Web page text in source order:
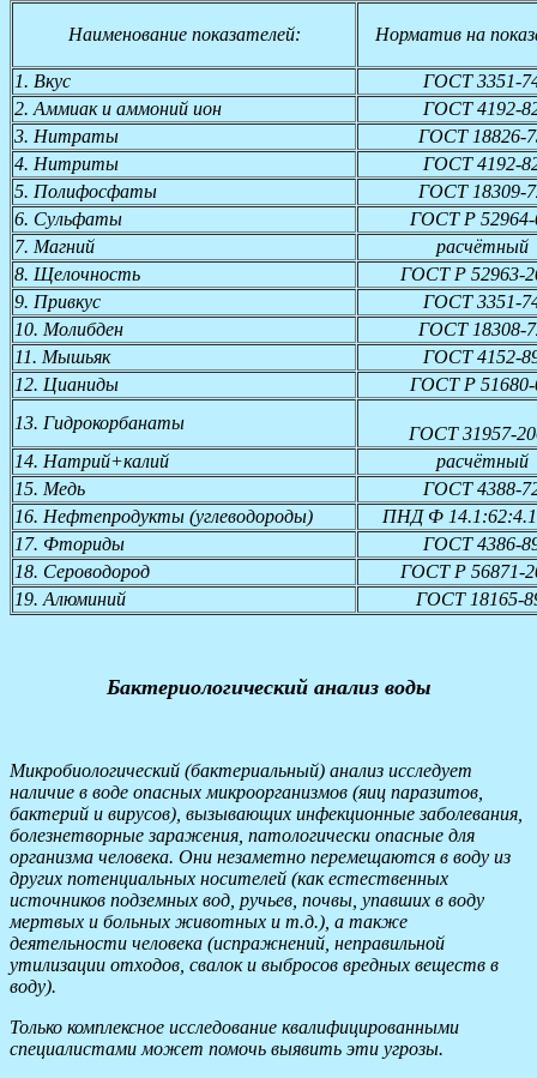
Наименование показателей: Норматив на
1. Вкус
ГОСТ 3351-
2. Аммиак и аммоний ион
ГОСТ 4192-
3. Нитраты
ГОСТ 18826-
4. Нитриты
ГОСТ 4192-
5. Полифосфаты
ГОСТ 18309-
6. Сульфаты
ГОСТ Р 52964-
7. Магний
расчётный
8. Щелочность
ГОСТ Р 52963-
9. Привкус
ГОСТ 3351-
10. Молибден
ГОСТ 18308-
11. Мышьяк
ГОСТ 4152-
12. Цианиды
ГОСТ Р 51680-
13. Гидрокорбанаты
ГОСТ 31957-
14. Натрий+калий
расчётный
15. Медь
ГОСТ 4388-
16. Нефтепродукты (углеводороды)
ПНД Ф
17. Фториды
ГОСТ 4386-
18. Сероводород
ГОСТ Р 56871-
19. Алюминий
ГОСТ 18165-
Бактериологический анализ воды
Микробиологический (бактериальный) анализ исследует
наличие в воде опасных микроорганизмов (яиц паразитов,
бактерий и вирусов), вызывающих инфекционные заболевания,
болезнетворные заражения, патологически опасные для
организма человека. Они незаметно перемещаются в воду из
других потенциальных носителей (как естественных
источников подземных вод, ручьев, почвы, упавших в воду
мертвых и больных животных и т.д.), а также
деятельности человека (испражнений, неправильной
утилизации отходов, свалок и выбросов вредных веществ в
воду).
Только комплексное исследование квалифицированными
специалистами может помочь выявить эти угрозы.